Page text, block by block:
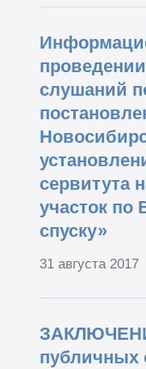
слушаний
сервитута
участок по
спуску»
31 августа 2017
публичных